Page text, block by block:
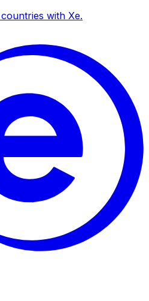
with Xe.